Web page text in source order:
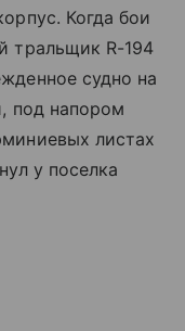
Когда бои
тральщик R-194
судно на
под напором
листах
у поселка